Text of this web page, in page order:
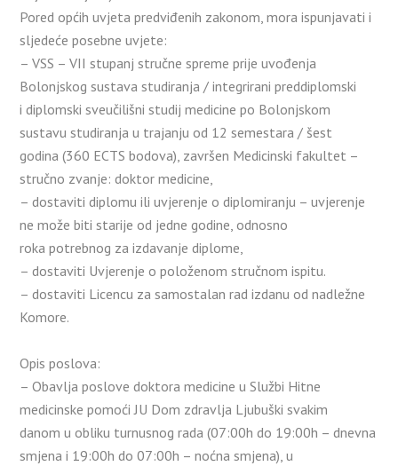
Pored općih uvjeta predviđenih zakonom, mora ispunjavati i
sljedeće posebne uvjete:
– VSS – VII stupanj stručne spreme prije uvođenja
Bolonjskog sustava studiranja / integrirani preddiplomski
i diplomski sveučilišni studij medicine po Bolonjskom
sustavu studiranja u trajanju od 12 semestara / šest
godina (360 ECTS bodova), završen Medicinski fakultet –
stručno zvanje: doktor medicine,
– dostaviti diplomu ili uvjerenje o diplomiranju – uvjerenje
ne može biti starije od jedne godine, odnosno
roka potrebnog za izdavanje diplome,
– dostaviti Uvjerenje o položenom stručnom ispitu.
– dostaviti Licencu za samostalan rad izdanu od nadležne
Komore.
Opis poslova:
– Obavlja poslove doktora medicine u Službi Hitne
medicinske pomoći JU Dom zdravlja Ljubuški svakim
danom u obliku turnusnog rada (07:00h do 19:00h – dnevna
smjena i 19:00h do 07:00h – noćna smjena), u